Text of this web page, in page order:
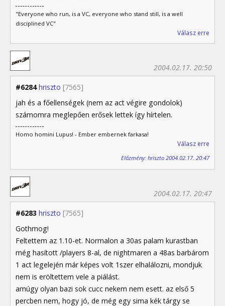
"Everyone who run, is a VC, everyone who stand still, is a well
disciplined VC"
Válasz erre
#6284 hriszto [7565]
2004.02.17. 20:50
jah és a főellenségek (nem az act végire gondolok)
számomra meglepően erősek lettek így hírtelen.
Homo homini Lupus! - Ember embernek farkasa!
Válasz erre
Előzmény: hriszto 2004.02.17. 20:47
#6283 hriszto [7565]
2004.02.17. 20:47
Gothmog!
Feltettem az 1.10-et. Normalon a 30as palam kurastban
még hasított /players 8-al, de nightmaren a 48as barbárom
1 act legelején már képes volt 1szer elhalálozni, mondjuk
nem is eröltettem vele a piálást.
amúgy olyan bazi sok cucc nekem nem esett. az első 5
percben nem, hogy jó, de még egy sima kék tárgy se